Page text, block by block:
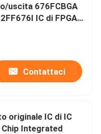
uscita 676FCBGA
IC di FPGA
Contattaci
originale IC di IC
Integrated